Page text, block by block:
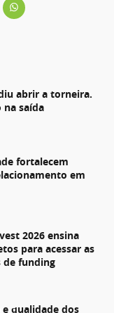
abrir a torneira.
saída
fortalecem
em
2026 ensina
para acessar as
de funding
qualidade dos